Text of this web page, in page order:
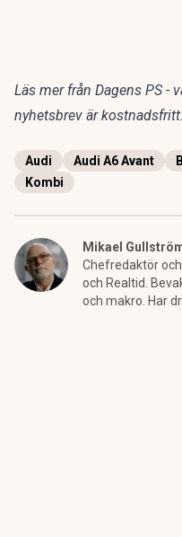
Läs mer från Dagens PS -
nyhetsbrev är
Audi Audi A6 Avant
Kombi
Mikael
Chefredaktör
och Realtid.
och makro. Har